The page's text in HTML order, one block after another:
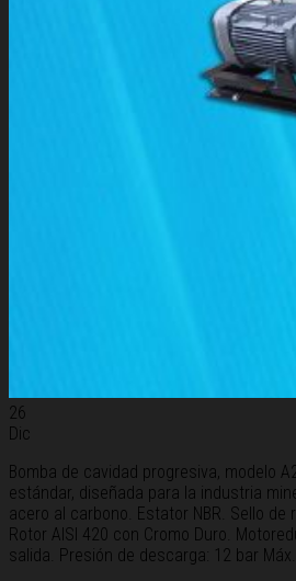
26
Dic
Bomba de cavidad progresiva, modelo
estándar, diseñada para la industria
acero al carbono. Estator NBR. Sello de
Rotor AISI 420 con Cromo Duro.
salida. Presión de descarga: 12 bar